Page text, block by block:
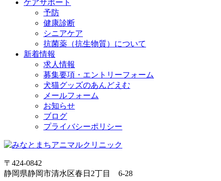
ケアサポート
予防
健康診断
シニアケア
抗菌薬（抗生物質）について
新着情報
求人情報
募集要項・エントリーフォーム
犬猫グッズのあんどえむ
メールフォーム
お知らせ
ブログ
プライバシーポリシー
〒424-0842
静岡県静岡市清水区春日2丁目 6-28